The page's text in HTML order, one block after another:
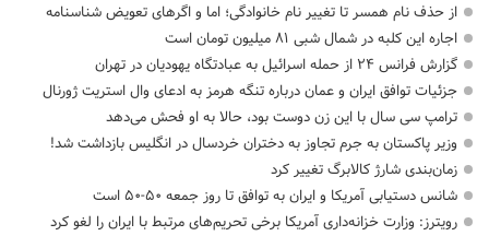
از حذف نام همسر تا تغییر نام خانوادگی؛ اما و اگرهای تعویض شناسنامه
اجاره این کلبه در شمال شبی ۸۱ میلیون تومان است
گزارش فرانس ۲۴ از حمله اسرائیل به عبادتگاه یهودیان در تهران
جزئیات توافق ایران و عمان درباره تنگه هرمز به ادعای وال استریت ژورنال
ترامپ سی سال با این زن دوست بود، حالا به او فحش می‌دهد
وزیر پاکستان به جرم تجاوز به دختران خردسال در انگلیس بازداشت شد!
زمان‌بندی شارژ کالابرگ تغییر کرد
شانس دستیابی آمریکا و ایران به توافق تا روز جمعه ۵۰-۵۰ است
رویترز: وزارت خزانه‌داری آمریکا برخی تحریم‌های مرتبط با ایران را لغو کرد